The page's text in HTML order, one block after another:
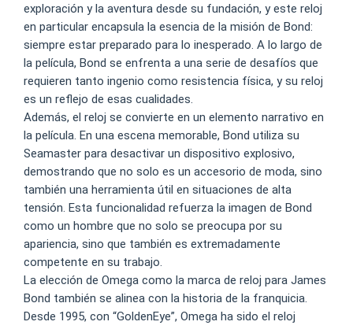
exploración y la aventura desde su fundación, y este reloj
en particular encapsula la esencia de la misión de Bond:
siempre estar preparado para lo inesperado. A lo largo de
la película, Bond se enfrenta a una serie de desafíos que
requieren tanto ingenio como resistencia física, y su reloj
es un reflejo de esas cualidades.
Además, el reloj se convierte en un elemento narrativo en
la película. En una escena memorable, Bond utiliza su
Seamaster para desactivar un dispositivo explosivo,
demostrando que no solo es un accesorio de moda, sino
también una herramienta útil en situaciones de alta
tensión. Esta funcionalidad refuerza la imagen de Bond
como un hombre que no solo se preocupa por su
apariencia, sino que también es extremadamente
competente en su trabajo.
La elección de Omega como la marca de reloj para James
Bond también se alinea con la historia de la franquicia.
Desde 1995, con “GoldenEye”, Omega ha sido el reloj